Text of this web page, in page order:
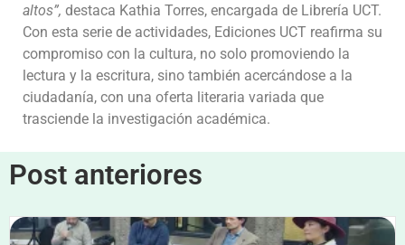
altos”, destaca Kathia Torres, encargada de Librería UCT.
Con esta serie de actividades, Ediciones UCT reafirma su
compromiso con la cultura, no solo promoviendo la
lectura y la escritura, sino también acercándose a la
ciudadanía, con una oferta literaria variada que
trasciende la investigación académica.
Post anteriores